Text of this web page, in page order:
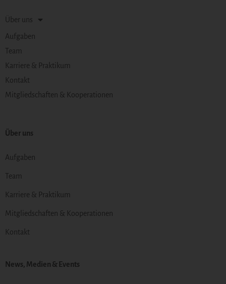
Über uns
Aufgaben
Team
Karriere & Praktikum
Kontakt
Mitgliedschaften & Kooperationen
Über uns
Aufgaben
Team
Karriere & Praktikum
Mitgliedschaften & Kooperationen
Kontakt
News, Medien & Events